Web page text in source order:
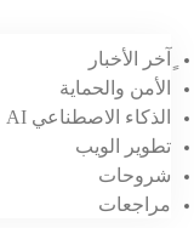
ٍآخر الأخبار
الأمن والحماية
الذكاء الاصطناعي AI
تطوير الويب
شروحات
مراجعات